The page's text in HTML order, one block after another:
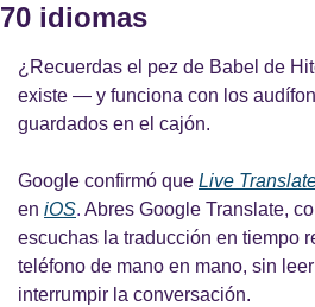
70 idiomas
¿Recuerdas el pez de Babel de
existe — y funciona con los
guardados en el cajón.
Google confirmó que Live
en iOS. Abres Google Translate,
escuchas la traducción en tiempo
teléfono de mano en mano, sin
interrumpir la conversación.